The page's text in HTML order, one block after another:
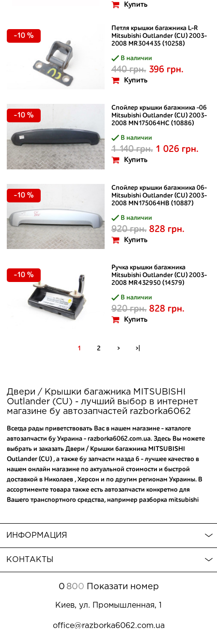
Купить
Петля крышки багажника L-R
Mitsubishi Outlander (CU) 2003-
2008 MR304435 (10258)
В наличии
440 грн. 396 грн.
Купить
-10 %
Спойлер крышки багажника -06
Mitsubishi Outlander (CU) 2003-
2008 MN175064HC (10886)
В наличии
1 140 грн. 1 026 грн.
Купить
-10 %
Спойлер крышки багажника 06-
Mitsubishi Outlander (CU) 2003-
2008 MN175064HB (10887)
В наличии
920 грн. 828 грн.
Купить
-10 %
Ручка крышки багажника
Mitsubishi Outlander (CU) 2003-
2008 MR432950 (14579)
В наличии
920 грн. 828 грн.
Купить
-10 %
1 2 > >|
Двери / Крышки багажника MITSUBISHI
Outlander (CU) - лучший выбор в интернет
магазине бу автозапчастей razborka6062
Всегда рады приветствовать Вас в нашем магазине - каталоге
автозапчасти бу Украина - razborka6062.com.ua. Здесь Вы можете
выбрать и заказать Двери / Крышки багажника MITSUBISHI
Outlander (CU) , а также бу запчасти мазда 6 - лучшее качество в
нашем онлайн магазине по актуальной стоимости и быстрой
доставкой в Николаев , Херсон и по другим регионам Украины. В
ассортименте товара также есть автозапчасти конкретно для
Вашего транспортного средства, например разборка mitsubishi
Обратите внимание , что в каталоге нашего магазина можно
службу Вашего авто. Мы с удовольствием ответим на вопросы.
ИНФОРМАЦИЯ
КОНТАКТЫ
0 800 Показати номер
Киев, ул. Промышленная, 1
office@razborka6062.com.ua